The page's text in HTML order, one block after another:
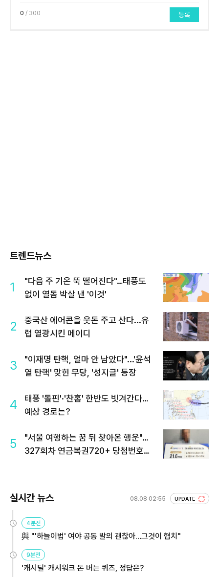
0 / 300 등록
트렌드뉴스
1
"다음 주 기온 뚝 떨어진다"…태풍도
없이 열돔 박살 낸 '이것'
2
중국산 에어콘을 웃돈 주고 산다...유
럽 열광시킨 메이디
3
"이재명 탄핵, 얼마 안 남았다"...'윤석
열 탄핵' 맞힌 무당, '성지글' 등장
4
태풍 '돌핀'·'찬홈' 한반도 빗겨간다…
예상 경로는?
5
"서울 여행하는 꿈 뒤 찾아온 행운"…
327회차 연금복권720+ 당첨번호조
실시간 뉴스 08.08 02:55 UPDATE
4분전
與 "'하늘이법' 여야 공동 발의 괜찮아…그것이 협치"
9분전
'캐시딜' 캐시워크 돈 버는 퀴즈, 정답은?